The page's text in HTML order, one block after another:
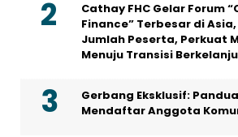
Cathay FHC Gelar Forum
Finance” Terbesar di
Jumlah Peserta, Perkuat
Menuju Transisi
Gerbang Eksklusif:
Mendaftar Anggota